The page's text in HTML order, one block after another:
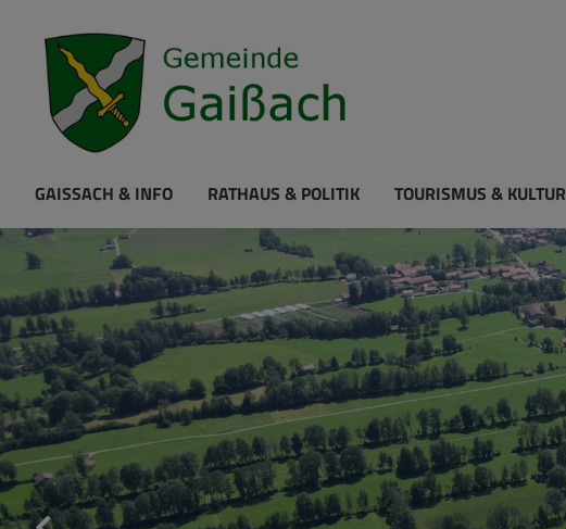
GAISSACH & INFO RATHAUS & POLITIK TOURISMUS & KULTUR